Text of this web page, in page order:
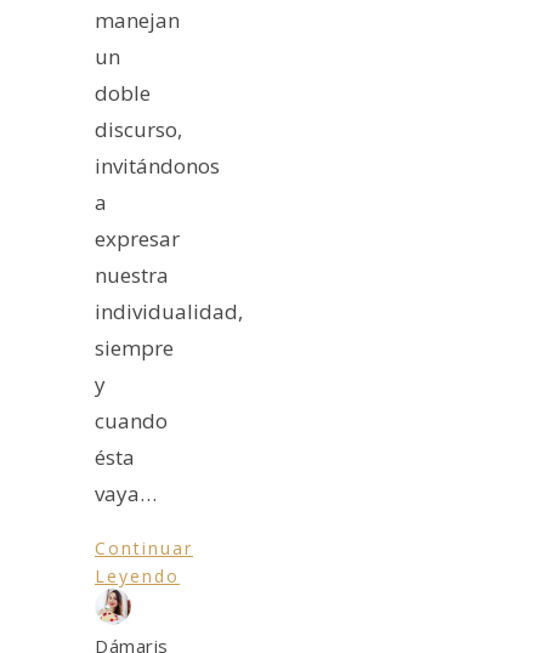
manejan
un
doble
discurso,
invitándonos
a
expresar
nuestra
individualidad,
siempre
y
cuando
ésta
vaya…
Continuar
Leyendo
Dámaris